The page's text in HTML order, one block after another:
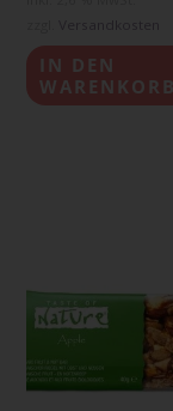
IN DEN
WARENKORB